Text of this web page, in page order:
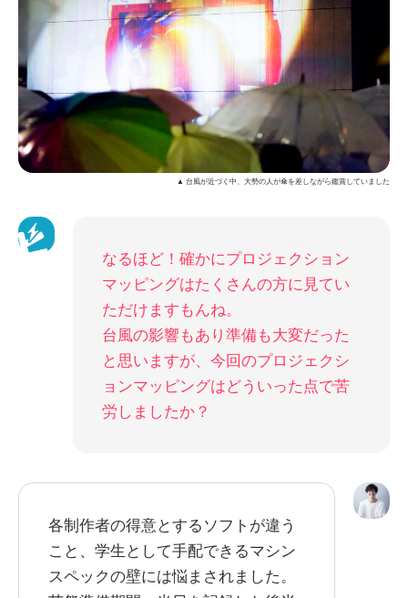
▲ 台風が近づく中、大勢の人が傘を差しながら鑑賞していました
なるほど！確かにプロジェクション
マッピングはたくさんの方に見てい
ただけますもんね。
台風の影響もあり準備も大変だった
と思いますが、今回のプロジェクシ
ョンマッピングはどういった点で苦
労しましたか？
各制作者の得意とするソフトが違う
こと、学生として手配できるマシン
スペックの壁には悩まされました。